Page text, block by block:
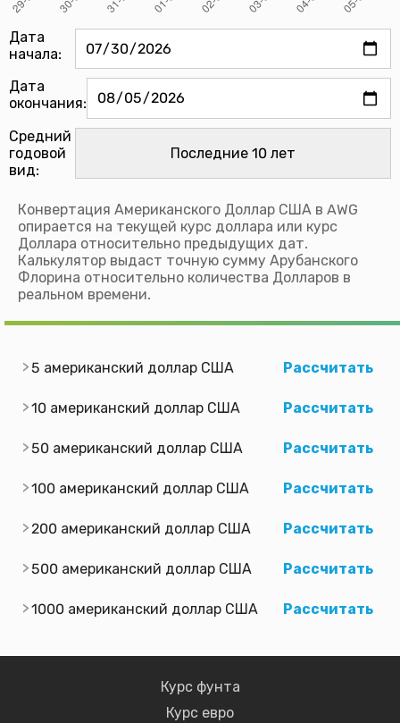
Дата
начала:
Дата
окончания:
Средний
годовой
вид:
Конвертация Американского Доллар США в AWG
опирается на текущей курс доллара или курс
Доллара относительно предыдущих дат.
Калькулятор выдаст точную сумму Арубанского
Флорина относительно количества Долларов в
реальном времени.
5 американский доллар США Рассчитать
10 американский доллар США Рассчитать
50 американский доллар США Рассчитать
100 американский доллар США Рассчитать
200 американский доллар США Рассчитать
500 американский доллар США Рассчитать
1000 американский доллар США Рассчитать
Курс фунта
Курс евро